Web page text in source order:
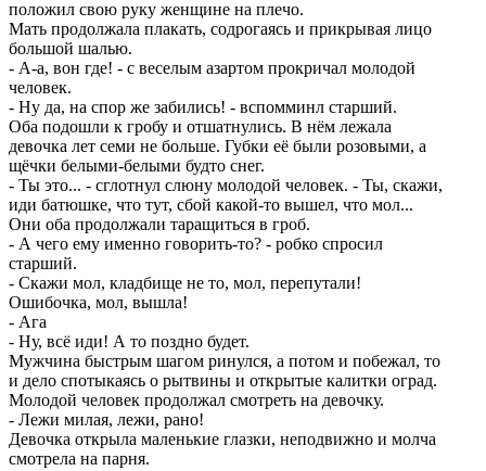
положил свою руку женщине на плечо.
Мать продолжала плакать, содрогаясь и прикрывая лицо
большой шалью.
- А-а, вон где! - с веселым азартом прокричал молодой
человек.
- Ну да, на спор же забились! - вспомминл старший.
Оба подошли к гробу и отшатнулись. В нём лежала
девочка лет семи не больше. Губки её были розовыми, а
щёчки белыми-белыми будто снег.
- Ты это... - сглотнул слюну молодой человек. - Ты, скажи,
иди батюшке, что тут, сбой какой-то вышел, что мол...
Они оба продолжали таращиться в гроб.
- А чего ему именно говорить-то? - робко спросил
старший.
- Скажи мол, кладбище не то, мол, перепутали!
Ошибочка, мол, вышла!
- Ага
- Ну, всё иди! А то поздно будет.
Мужчина быстрым шагом ринулся, а потом и побежал, то
и дело спотыкаясь о рытвины и открытые калитки оград.
Молодой человек продолжал смотреть на девочку.
- Лежи милая, лежи, рано!
Девочка открыла маленькие глазки, неподвижно и молча
смотрела на парня.